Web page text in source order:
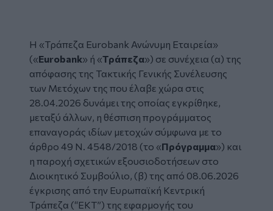
Η «Τράπεζα Eurobank Ανώνυμη Εταιρεία»
(«Eurobank» ή «Τράπεζα») σε συνέχεια (α) της
απόφασης της Τακτικής Γενικής Συνέλευσης
των Μετόχων της που έλαβε χώρα στις
28.04.2026 δυνάμει της οποίας εγκρίθηκε,
μεταξύ άλλων, η θέσπιση προγράμματος
επαναγοράς ιδίων μετοχών σύμφωνα με το
άρθρο 49 Ν. 4548/2018 (το «Πρόγραμμα») και
η παροχή σχετικών εξουσιοδοτήσεων στο
Διοικητικό Συμβούλιο, (β) της από 08.06.2026
έγκρισης από την Ευρωπαϊκή Κεντρική
Τράπεζα (“ΕΚΤ”) της εφαρμογής του